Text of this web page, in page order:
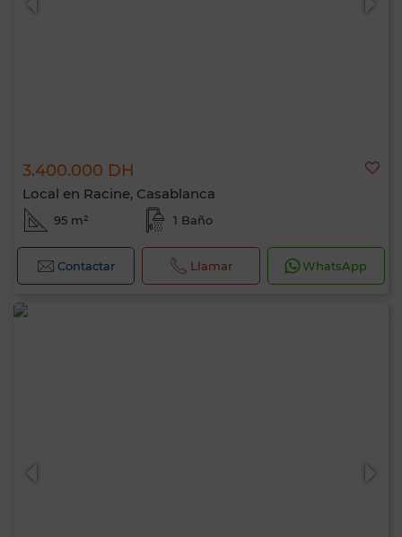
3.400.000 DH
Local en Racine, Casablanca
95 m² 1 Baño
Contactar Llamar WhatsApp